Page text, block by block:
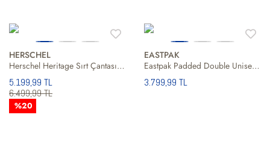
HERSCHEL
Herschel Heritage Sırt Çantası Unisex Sırt Çantası
5.199,99 TL
6.499,99 TL
%20
EASTPAK
Eastpak Padded Double Unisex Sırt Çantası
3.799,99 TL